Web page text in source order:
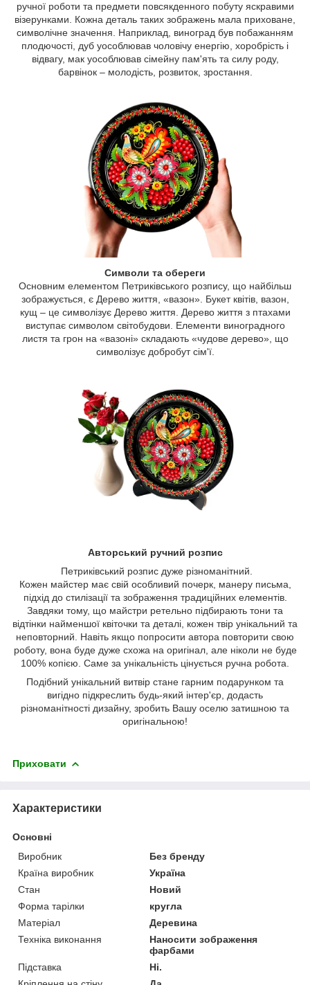
ручної роботи та предмети повсякденного побуту яскравими
візерунками. Кожна деталь таких зображень мала приховане,
символічне значення. Наприклад, виноград був побажанням
плодючості, дуб уособлював чоловічу енергію, хоробрість і
відвагу, мак уособлював сімейну пам'ять та силу роду,
барвінок – молодість, розвиток, зростання.
Символи та обереги
Основним елементом Петриківського розпису, що найбільш
зображується, є Дерево життя, «вазон». Букет квітів, вазон,
кущ – це символізує Дерево життя. Дерево життя з птахами
виступає символом світобудови. Елементи виноградного
листя та грон на «вазоні» складають «чудове дерево», що
символізує добробут сім'ї.
Авторський ручний розпис
Петриківський розпис дуже різноманітний.
Кожен майстер має свій особливий почерк, манеру письма,
підхід до стилізації та зображення традиційних елементів.
Завдяки тому, що майстри ретельно підбирають тони та
відтінки найменшої квіточки та деталі, кожен твір унікальний та
неповторний. Навіть якщо попросити автора повторити свою
роботу, вона буде дуже схожа на оригінал, але ніколи не буде
100% копією. Саме за унікальність цінується ручна робота.
Подібний унікальний витвір стане гарним подарунком та
вигідно підкреслить будь-який інтер'єр, додасть
різноманітності дизайну, зробить Вашу оселю затишною та
оригінальною!
Приховати
Характеристики
Основні
Виробник
Без бренду
Країна виробник
Україна
Стан
Новий
Форма тарілки
кругла
Матеріал
Деревина
Техніка виконання
Наносити зображення
фарбами
Підставка
Ні.